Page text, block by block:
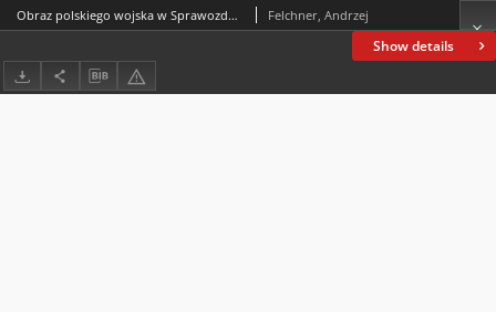
Show details
Obraz polskiego wojska w Sprawozdaniu statystycznym o stanie zdrowotnym armji w okresie dziesięciolecia 1922-1931 Felchner, Andrzej